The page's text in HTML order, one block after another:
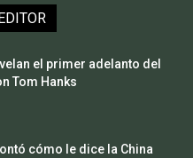
el primer adelanto del
Tom Hanks
cómo le dice la China